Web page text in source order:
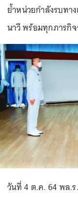
ย้ำหน่วยกำลังรบทา
นาวี พร้อมทุกภารกิ
วันที่ 4 ต.ค. 64 พล.